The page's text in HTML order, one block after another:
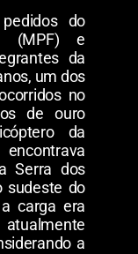
do
(MPF) e
da
um dos
no
de ouro
da
Serra dos
sudeste do
carga era
atualmente
a